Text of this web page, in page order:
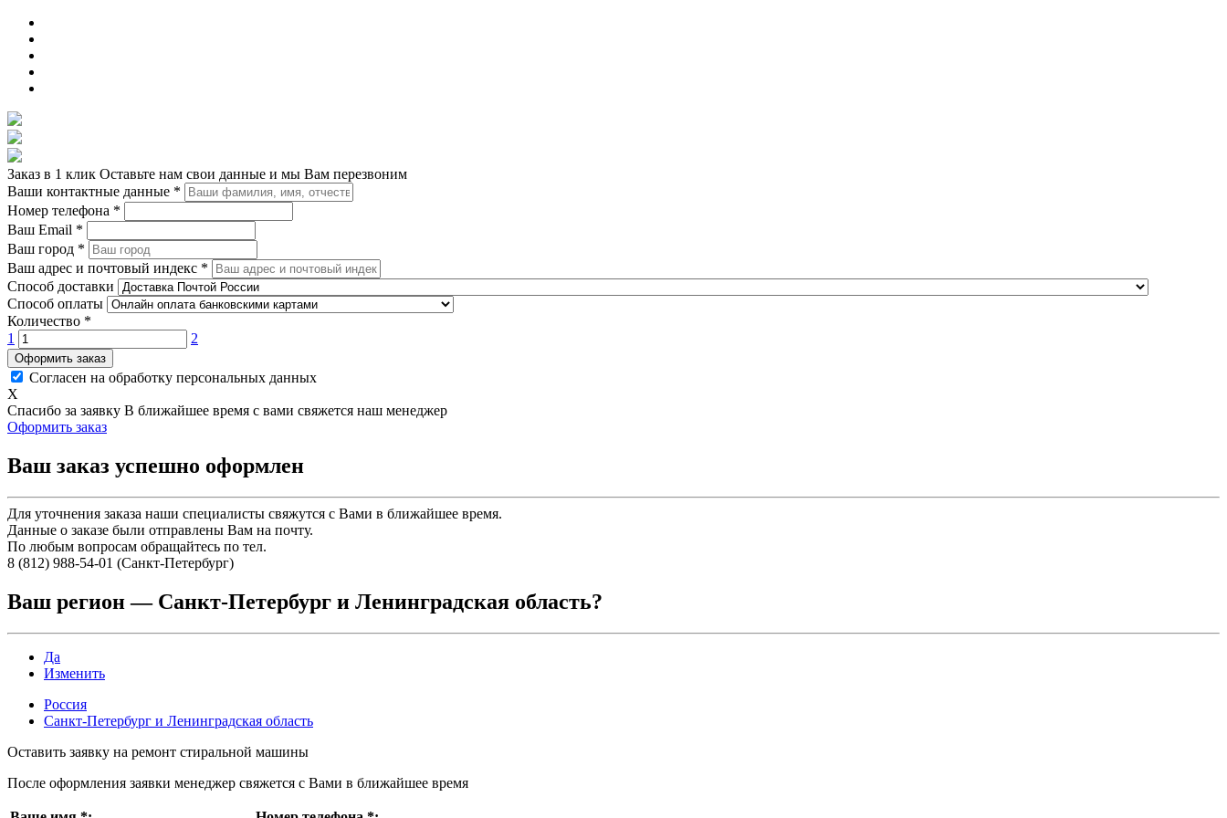
Заказ в 1 клик Оставьте нам свои данные и мы Вам перезвоним
Ваши контактные данные *
Номер телефона *
Ваш Email *
Ваш город *
Ваш адрес и почтовый индекс *
Способ доставки
Способ оплаты
Количество *
1
2
Оформить заказ
Согласен на обработку персональных данных
X
Спасибо за заявку В ближайшее время с вами свяжется наш менеджер
Оформить заказ
Ваш заказ успешно оформлен
Для уточнения заказа наши специалисты свяжутся с Вами в ближайшее время.
Данные о заказе были отправлены Вам на почту.
По любым вопросам обращайтесь по тел.
8 (812) 988-54-01 (Санкт-Петербург)
Ваш регион — Санкт-Петербург и Ленинградская область?
Да
Изменить
Россия
Санкт-Петербург и Ленинградская область
Оставить заявку на ремонт стиральной машины
После оформления заявки менеджер свяжется с Вами в ближайшее время